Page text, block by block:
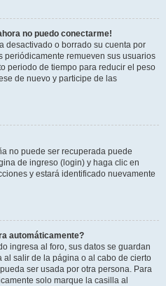
no puedo conectarme!
desactivado o borrado su cuenta por
periódicamente remueven sus usuarios
periodo de tiempo para reducir el peso
de nuevo y participe de las
no puede ser recuperada puede
de ingreso (login) y haga clic en
y estará identificado nuevamente
automáticamente?
ingresa al foro, sus datos se guardan
salir de la página o al cabo de cierto
ser usada por otra persona. Para
solo marque la casilla al